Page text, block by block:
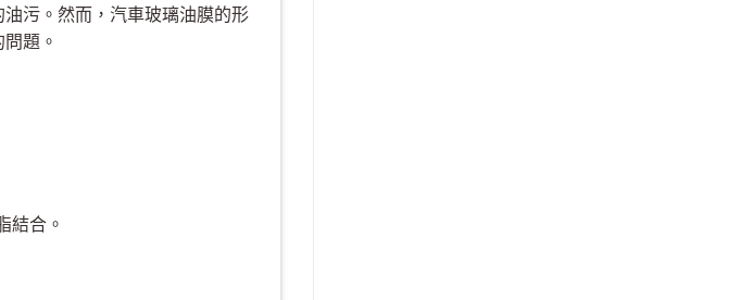
污。然而，汽車玻璃油膜的形
題。
結合。